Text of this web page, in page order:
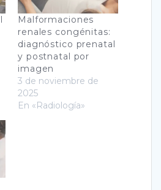
Malformaciones
renales congénitas:
diagnóstico prenatal
y postnatal por
imagen
3 de noviembre de
2025
En «Radiología»